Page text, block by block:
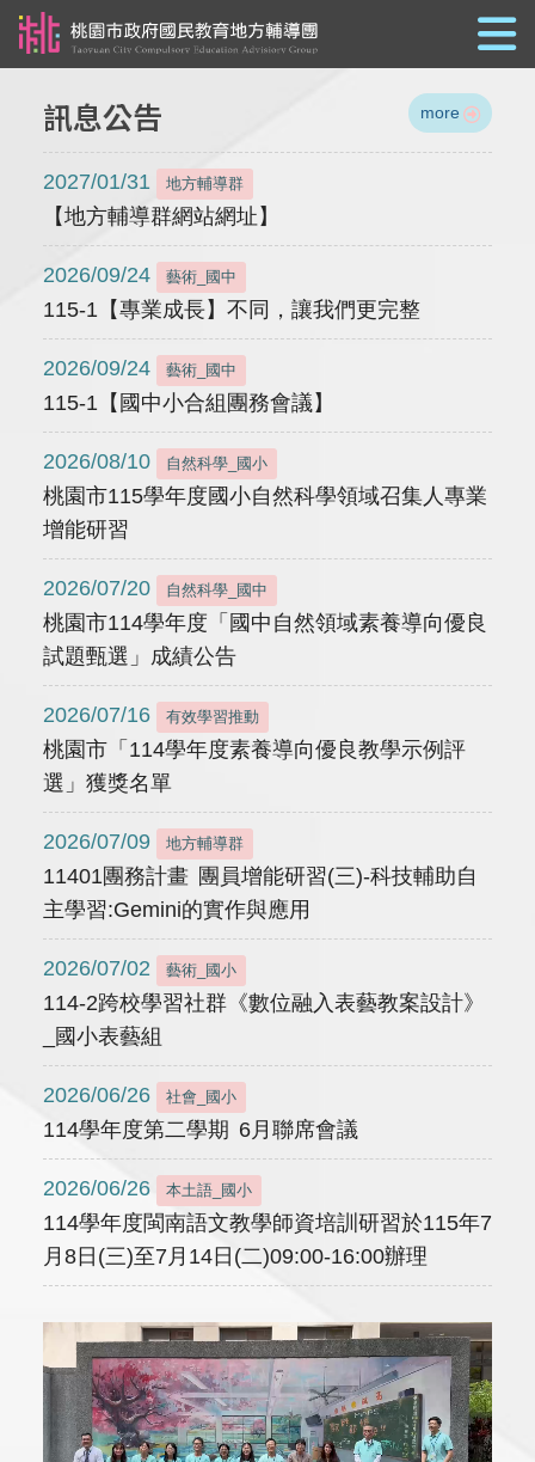
訊息公告 more
2027/01/31 地方輔導群
【地方輔導群網站網址】
2026/09/24 藝術_國中
115-1【專業成長】不同，讓我們更完整
2026/09/24 藝術_國中
115-1【國中小合組團務會議】
2026/08/10 自然科學_國小
桃園市115學年度國小自然科學領域召集人專業
增能研習
2026/07/20 自然科學_國中
桃園市114學年度「國中自然領域素養導向優良
試題甄選」成績公告
2026/07/16 有效學習推動
桃園市「114學年度素養導向優良教學示例評
選」獲獎名單
2026/07/09 地方輔導群
11401團務計畫 團員增能研習(三)-科技輔助自
主學習:Gemini的實作與應用
2026/07/02 藝術_國小
114-2跨校學習社群《數位融入表藝教案設計》
_國小表藝組
2026/06/26 社會_國小
114學年度第二學期 6月聯席會議
2026/06/26 本土語_國小
114學年度閩南語文教學師資培訓研習於115年7
月8日(三)至7月14日(二)09:00-16:00辦理